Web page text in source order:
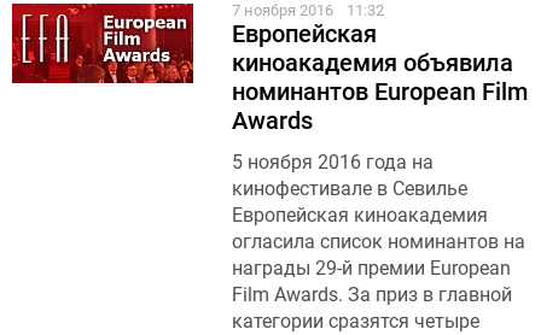
7 ноября 2016 11:32
Европейская
киноакадемия объявила
номинантов European Film
Awards
5 ноября 2016 года на
кинофестивале в Севилье
Европейская киноакадемия
огласила список номинантов на
награды 29-й премии European
Film Awards. За приз в главной
категории сразятся четыре